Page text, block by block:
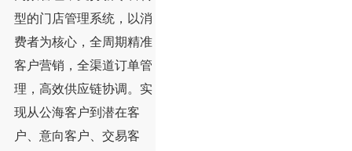
型的门店管理系统，以消
费者为核心，全周期精准
客户营销，全渠道订单管
理，高效供应链协调。实
现从公海客户到潜在客
户、意向客户、交易客